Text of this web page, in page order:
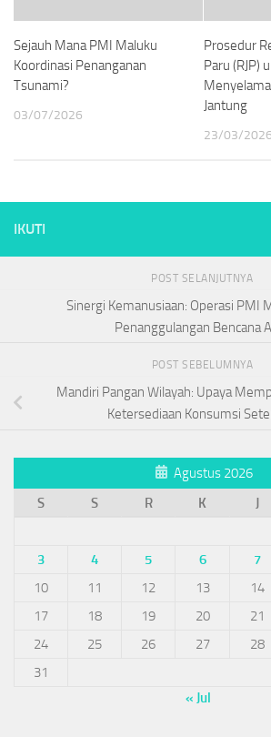
Sejauh Mana PMI Maluku
Koordinasi Penanganan
Tsunami?
03/07/2026
Prosedur
Paru (RJP)
Jantung
23/03/2026
IKUTI
POST SELANJUTNYA
Sinergi Kemanusiaan: Operasi PMI
Penanggulangan Bencana
POST SEBELUMNYA
Mandiri Pangan Wilayah: Upaya
Ketersediaan Konsumsi
Agustus 2026
S
S R K J
3
4 5 6 7
10
11 12 13 14
17
18 19 20 21
24
25 26 27 28
31
« Jul